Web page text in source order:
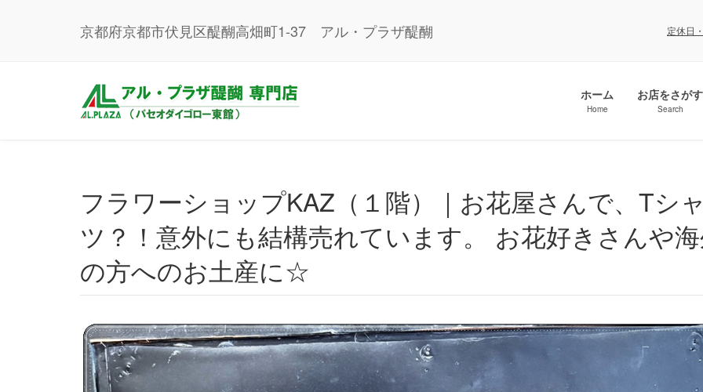
京都府京都市伏見区醍醐高畑町1-37 アル・プラザ醍醐 定休日
ホーム
Home
お店をさがす
Search
フラワーショップKAZ（１階）｜お花屋さんで、Tシャ
ツ？！意外にも結構売れています。 お花好きさんや
の方へのお土産に☆